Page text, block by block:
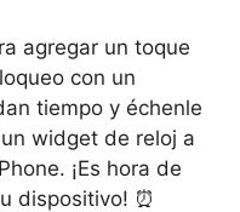
agregar un toque
con un
tiempo y échenle
‍widget de reloj a
¡Es hora de
‌dispositivo! ⏰